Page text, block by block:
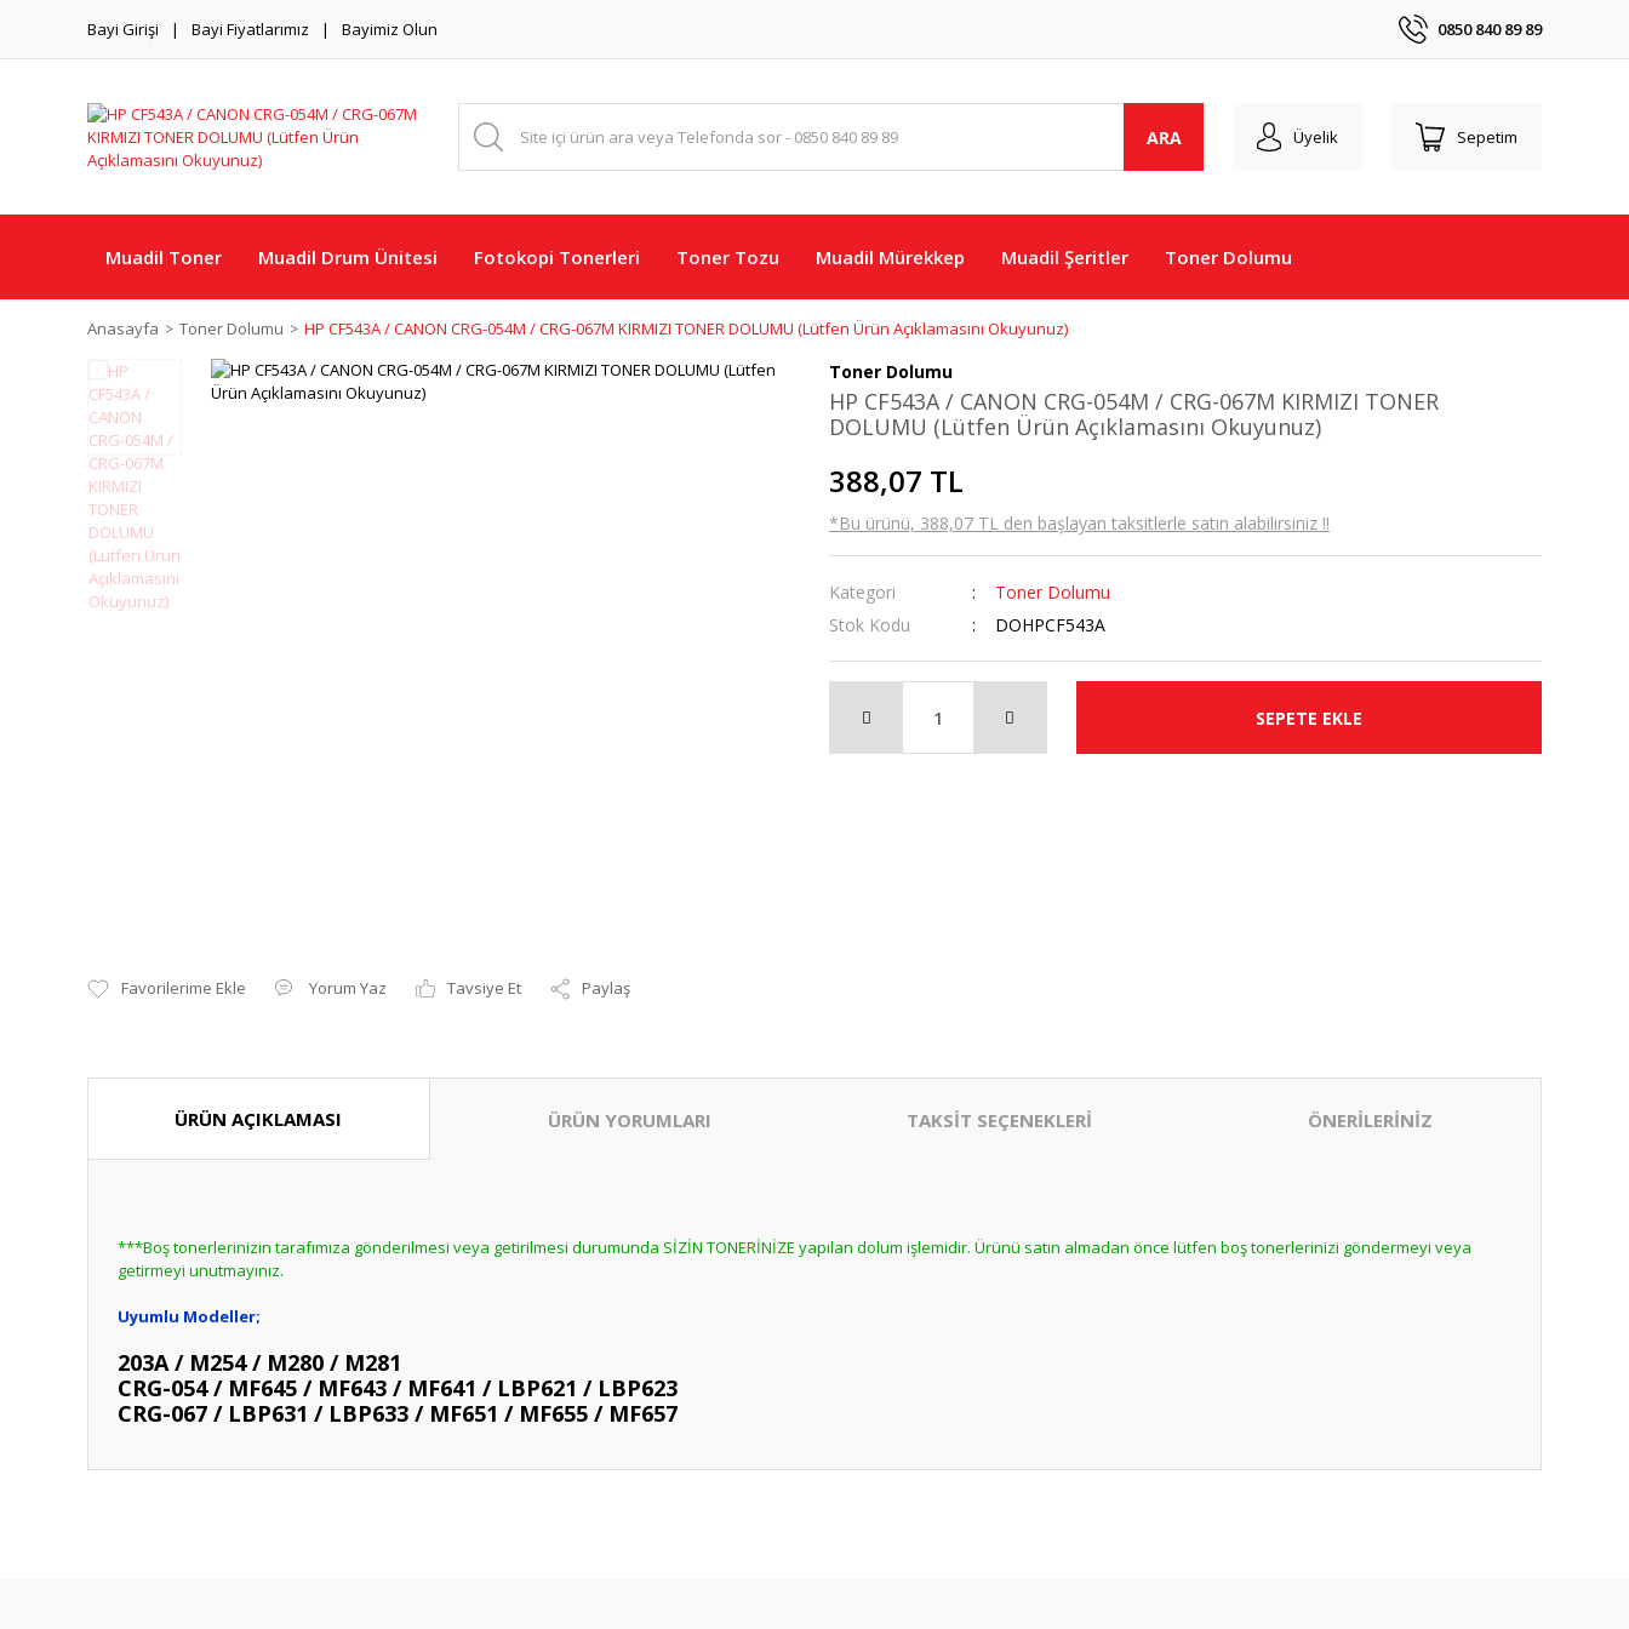
Bayi Girişi Bayi Fiyatlarımız Bayimiz Olun 0850 840 89 89
ARA Üyelik Sepetim
Muadil Toner Muadil Drum Ünitesi Fotokopi Tonerleri Toner Tozu Muadil Mürekkep Muadil Şeritler Toner Dolumu
Anasayfa Toner Dolumu HP CF543A / CANON CRG-054M / CRG-067M KIRMIZI TONER DOLUMU (Lütfen Ürün Açıklamasını Okuyunuz)
Yorum Yaz Tavsiye Et Paylaş
Toner Dolumu
HP CF543A / CANON CRG-054M / CRG-067M KIRMIZI TONER
DOLUMU (Lütfen Ürün Açıklamasını Okuyunuz)
388,07 TL
*Bu ürünü, 388,07 TL den başlayan taksitlerle satın alabilirsiniz !!
Kategori
Toner Dolumu
Stok Kodu
DOHPCF543A
SEPETE EKLE
ÜRÜN AÇIKLAMASI ÜRÜN YORUMLARI TAKSİT SEÇENEKLERİ ÖNERİLERİNİZ
***Boş tonerlerinizin tarafımıza gönderilmesi veya getirilmesi durumunda SİZİN TONERİNİZE yapılan dolum işlemidir. Ürünü satın almadan önce lütfen boş tonerlerinizi göndermeyi veya
getirmeyi unutmayınız.
Uyumlu Modeller;
203A / M254 / M280 / M281
CRG-054 / MF645 / MF643 / MF641 / LBP621 / LBP623
CRG-067 / LBP631 / LBP633 / MF651 / MF655 / MF657